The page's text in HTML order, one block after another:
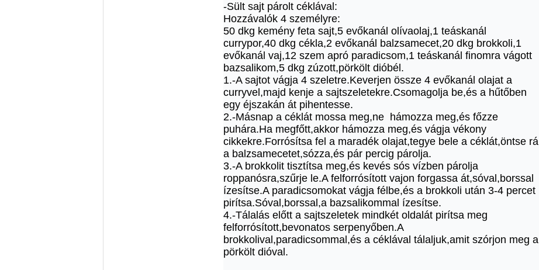
-Sült sajt párolt céklával:
Hozzávalók 4 személyre:
50 dkg kemény feta sajt,5 evőkanál olívaolaj,1 teáskanál
currypor,40 dkg cékla,2 evőkanál balzsamecet,20 dkg brokkoli,1
evőkanál vaj,12 szem apró paradicsom,1 teáskanál finomra vágott
bazsalikom,5 dkg zúzott,pörkölt dióbél.
1.-A sajtot vágja 4 szeletre.Keverjen össze 4 evőkanál olajat a
curryvel,majd kenje a sajtszeletekre.Csomagolja be,és a hűtőben
egy éjszakán át pihentesse.
2.-Másnap a céklát mossa meg,ne hámozza meg,és főzze
puhára.Ha megfőtt,akkor hámozza meg,és vágja vékony
cikkekre.Forrósítsa fel a maradék olajat,tegye bele a céklát,öntse rá
a balzsamecetet,sózza,és pár percig párolja.
3.-A brokkolit tisztítsa meg,és kevés sós vízben párolja
roppanósra,szűrje le.A felforrósított vajon forgassa át,sóval,borssal
ízesítse.A paradicsomokat vágja félbe,és a brokkoli után 3-4 percet
pirítsa.Sóval,borssal,a bazsalikommal ízesítse.
4.-Tálalás előtt a sajtszeletek mindkét oldalát pirítsa meg
felforrósított,bevonatos serpenyőben.A
brokkolival,paradicsommal,és a céklával tálaljuk,amit szórjon meg a
pörkölt dióval.